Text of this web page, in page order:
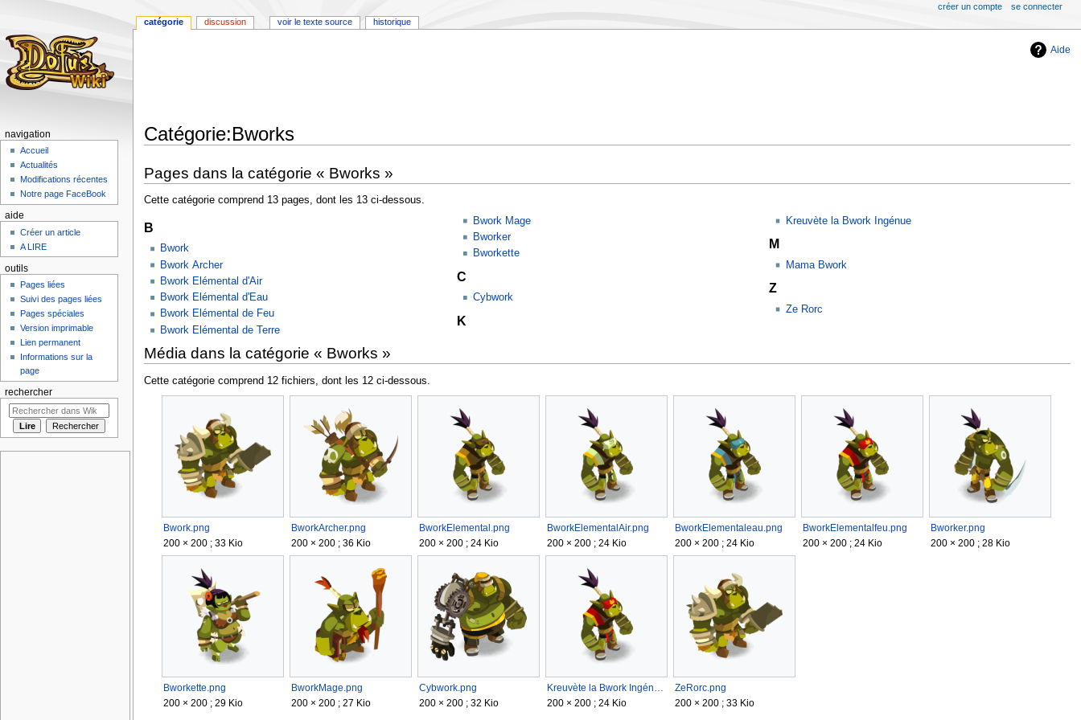
Aide
Catégorie:Bworks
à
la
à
la
Pages dans la catégorie « Bworks »
Cette catégorie comprend 13 pages, dont les 13 ci-dessous.
B
Bwork
Bwork Archer
Bwork Elémental d'Air
Bwork Elémental d'Eau
Bwork Elémental de Feu
Bwork Elémental de Terre
Bwork Mage
Bworker
Bworkette
C
Cybwork
K
Kreuvète la Bwork Ingénue
M
Mama Bwork
Z
Ze Rorc
Média dans la catégorie « Bworks »
Cette catégorie comprend 12 fichiers, dont les 12 ci-dessous.
Bwork.png
200 × 200 ; 33 Kio
BworkArcher.png
200 × 200 ; 36 Kio
BworkElemental.png
200 × 200 ; 24 Kio
BworkElementalAir.png
200 × 200 ; 24 Kio
BworkElementaleau.png
200 × 200 ; 24 Kio
BworkElementalfeu.png
200 × 200 ; 24 Kio
Bworker.png
200 × 200 ; 28 Kio
Bworkette.png
200 × 200 ; 29 Kio
BworkMage.png
200 × 200 ; 27 Kio
Cybwork.png
200 × 200 ; 32 Kio
Kreuvète la Bwork Ingénue.png
200 × 200 ; 24 Kio
ZeRorc.png
200 × 200 ; 33 Kio
catégorie discussion voir le texte source historique
créer un compte se connecter
navigation
Accueil
Actualités
Modifications récentes
Notre page FaceBook
aide
Créer un article
A LIRE
outils
Pages liées
Suivi des pages liées
Pages spéciales
Version imprimable
Lien permanent
Informations sur la
page
rechercher